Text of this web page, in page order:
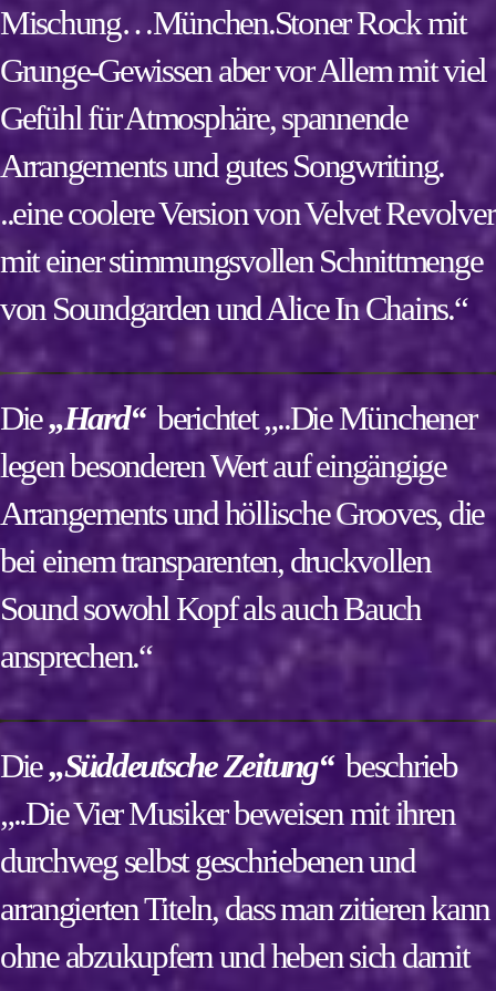
Mischung…München.Stoner Rock mit
Grunge-Gewissen aber vor Allem mit viel
Gefühl für Atmosphäre, spannende
Arrangements und gutes Songwriting.
..eine coolere Version von Velvet Revolver
mit einer stimmungsvollen Schnittmenge
von Soundgarden und Alice In Chains.“
Die„Hard“berichtet „..Die Münchener
legen besonderen Wert auf eingängige
Arrangements und höllische Grooves, die
bei einem transparenten, druckvollen
Sound sowohl Kopf als auch Bauch
ansprechen.“
Die„Süddeutsche Zeitung“beschrieb
„..Die Vier Musiker beweisen mit ihren
durchweg selbst geschriebenen und
arrangierten Titeln, dass man zitieren kann
ohne abzukupfern und heben sich damit